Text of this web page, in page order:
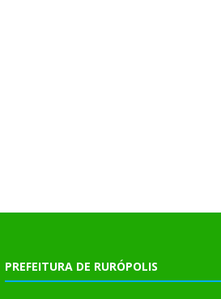
PREFEITURA DE RURÓPOLIS